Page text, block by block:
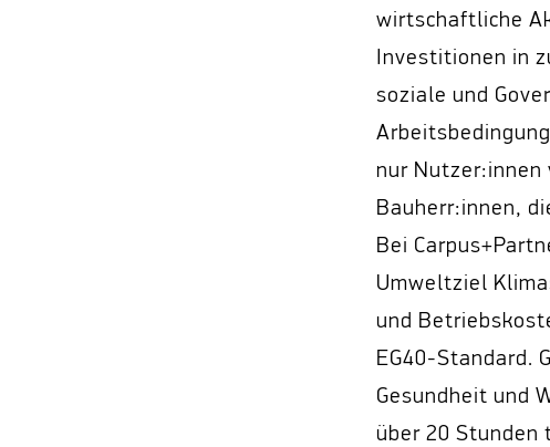
wirtschaftliche
Investitionen in
soziale und
nur Nutzer:innen
Bauherr:innen,
Bei
Umweltziel
und
EG40-Standard.
Gesundheit und
über 20 Stunden